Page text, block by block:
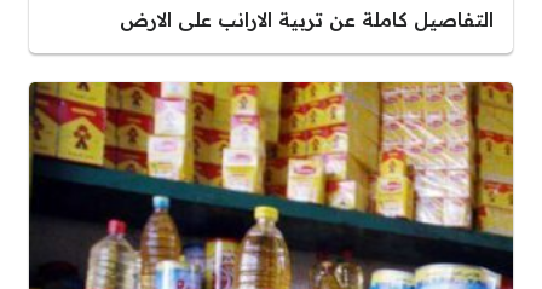
التفاصيل كاملة عن تربية الارانب على الارض